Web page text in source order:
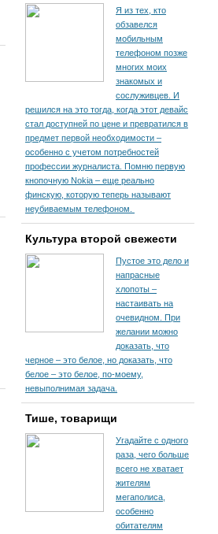
Я из тех, кто
обзавелся
мобильным
телефоном позже
многих моих
знакомых и
сослуживцев. И
решился на это тогда, когда этот девайс
стал доступней по цене и превратился в
предмет первой необходимости –
особенно с учетом потребностей
профессии журналиста. Помню первую
кнопочную Nokia – еще реально
финскую, которую теперь называют
неубиваемым телефоном.
Культура второй свежести
Пустое это дело и
напрасные
хлопоты –
настаивать на
очевидном. При
желании можно
доказать, что
черное – это белое, но доказать, что
белое – это белое, по-моему,
невыполнимая задача.
Тише, товарищи
Угадайте с одного
раза, чего больше
всего не хватает
жителям
мегаполиса,
особенно
обитателям